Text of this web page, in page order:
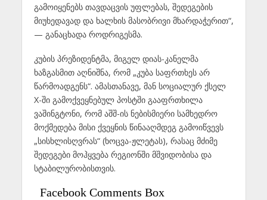
გამოიყენებს თავდაცვის უფლებას, შედეგების
მიუხედავად და ხალხის მასობრივი მხარდაჭერით“,
— განაცხადა როდრიგესმა.
კუბის პრეზიდენტმა, მიგელ დიას-კანელმა
ხაზგასმით აღნიშნა, რომ „კუბა საფრთხეს არ
წარმოადგენს“. ამასთანავე, მან სოციალურ ქსელ
X-ში გამოქვეყნებულ პოსტში გააფრთხილა
ვაშინგტონი, რომ აშშ-ის ნებისმიერი სამხედრო
მოქმედება მისი ქვეყნის წინააღმდეგ გამოიწვევს
„სისხლისღვრას“ (ხოცვა-ჟლეტას), რასაც მძიმე
შედეგები მოჰყვება რეგიონში მშვიდობისა და
სტაბილურობისთვის.
Facebook Comments Box